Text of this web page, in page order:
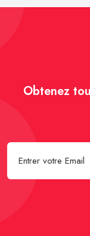
Obtenez